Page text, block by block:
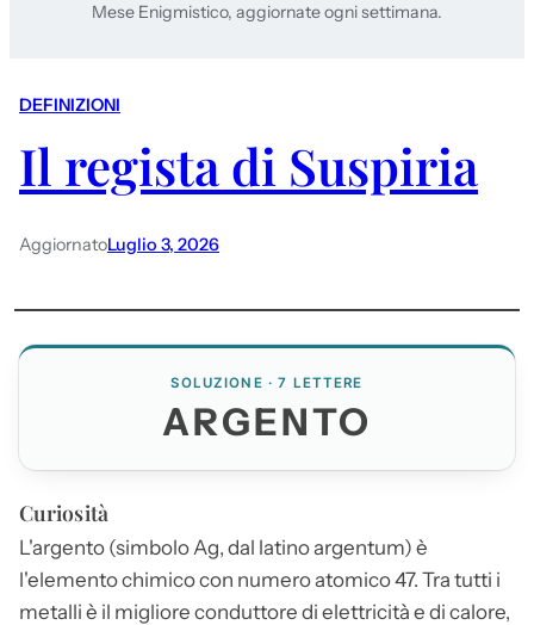
Mese Enigmistico, aggiornate ogni settimana.
DEFINIZIONI
Il regista di Suspiria
AggiornatoLuglio 3, 2026
SOLUZIONE · 7 LETTERE
ARGENTO
Curiosità
L'argento (simbolo Ag, dal latino argentum) è
l'elemento chimico con numero atomico 47. Tra tutti i
metalli è il migliore conduttore di elettricità e di calore,